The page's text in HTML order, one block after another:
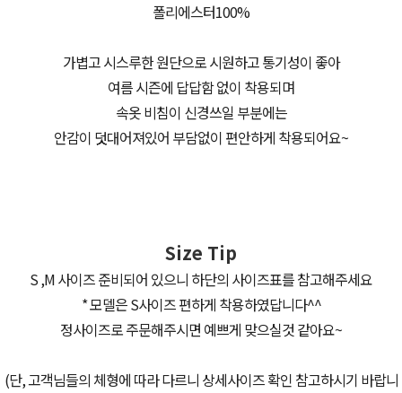
폴리에스터100%
가볍고 시스루한 원단으로 시원하고 통기성이 좋아
여름 시즌에 답답함 없이 착용되며
속옷 비침이 신경쓰일 부분에는
안감이 덧대어져있어 부담없이 편안하게 착용되어요~
Size Tip
S ,M 사이즈 준비되어 있으니 하단의 사이즈표를 참고해주세요
* 모델은 S사이즈 편하게 착용하였답니다^^
정사이즈로 주문해주시면 예쁘게 맞으실것 같아요~
(단, 고객님들의 체형에 따라 다르니 상세사이즈 확인 참고하시기 바랍니